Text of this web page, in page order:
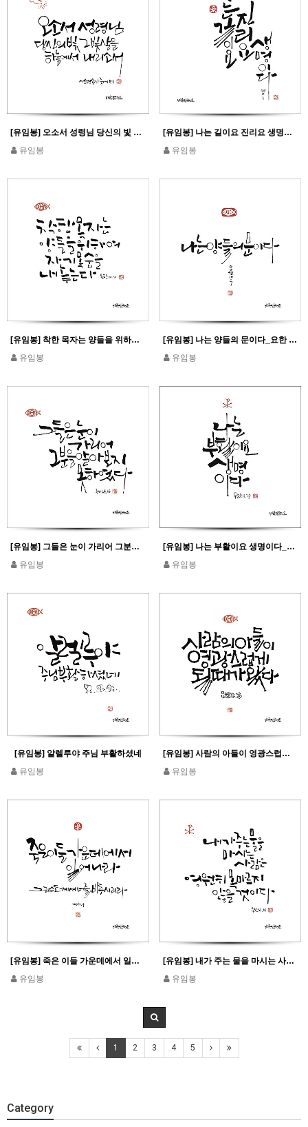
[유임봉] 오소서 성령님 당신의 빛 그 빛살을 하늘에서 내리소서
유임봉
[유임봉] 나는 길이요 진리요 생명이다_요한 14,6
유임봉
[유임봉] 착한 목자는 양들을 위하여 자기 목숨을 내놓는다_요한10,11
유임봉
[유임봉] 나는 양들의 문이다_요한 10,7
유임봉
[유임봉] 그들은 눈이 가리어 그분을 알아보지 못하였다_루카 24,16
유임봉
[유임봉] 나는 부활이요 생명이다_요한 11,25
유임봉
[유임봉] 알렐루야 주님 부활하셨네
유임봉
[유임봉] 사람의 아들이 영광스럽게 될 때가 왔다_요한 12,34
유임봉
[유임봉] 죽은 이들 가운데에서 일어나라 그리스도께서 너를 비추시리라_에페 5,14
유임봉
[유임봉] 내가 주는 물을 마시는 사람은 영원히 목마르지 않을 것이다_요한 4,14
유임봉
1 2 3 4 5
Category